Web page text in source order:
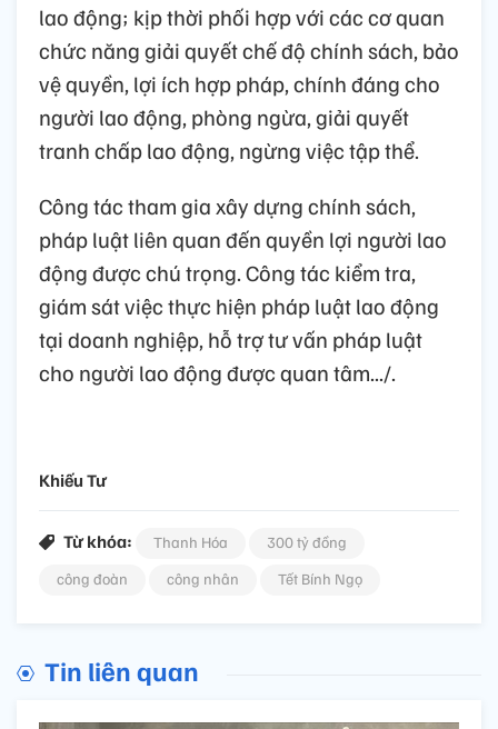
lao động; kịp thời phối hợp với các cơ quan
chức năng giải quyết chế độ chính sách, bảo
vệ quyền, lợi ích hợp pháp, chính đáng cho
người lao động, phòng ngừa, giải quyết
tranh chấp lao động, ngừng việc tập thể.
Công tác tham gia xây dựng chính sách,
pháp luật liên quan đến quyền lợi người lao
động được chú trọng. Công tác kiểm tra,
giám sát việc thực hiện pháp luật lao động
tại doanh nghiệp, hỗ trợ tư vấn pháp luật
cho người lao động được quan tâm.../.
Khiếu Tư
Từ khóa: Thanh Hóa
300 tỷ đồng
công đoàn
công nhân Tết Bính Ngọ
Tin liên quan